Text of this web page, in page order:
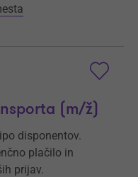
(m/ž)
disponentov.
plačilo in
prijav.